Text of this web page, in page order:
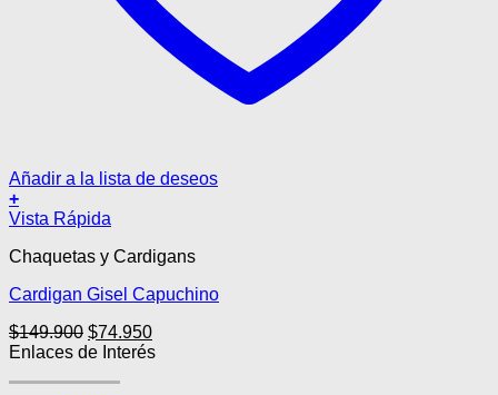
Añadir a la lista de deseos
+
Este
tiene
variantes.
opciones
se
pueden
Vista Rápida
Chaquetas y Cardigans
Cardigan Gisel Capuchino
$149.900 El
precio
$74.950El
precio
Enlaces de Interés